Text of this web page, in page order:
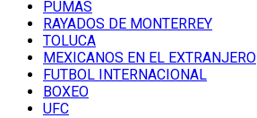
PUMAS
RAYADOS DE MONTERREY
TOLUCA
MEXICANOS EN EL EXTRANJERO
FUTBOL INTERNACIONAL
BOXEO
UFC